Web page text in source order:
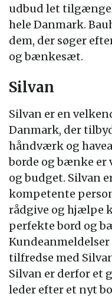
udbud let
hele Danmark.
dem, der søger
og bænkesæt.
Silvan
Silvan er en
Danmark, der
håndværk og
borde og bænke
og budget. Silvan
kompetente
rådgive og hjælpe
perfekte bord og
tilfredse med
Silvan er derfor et
leder efter et nyt